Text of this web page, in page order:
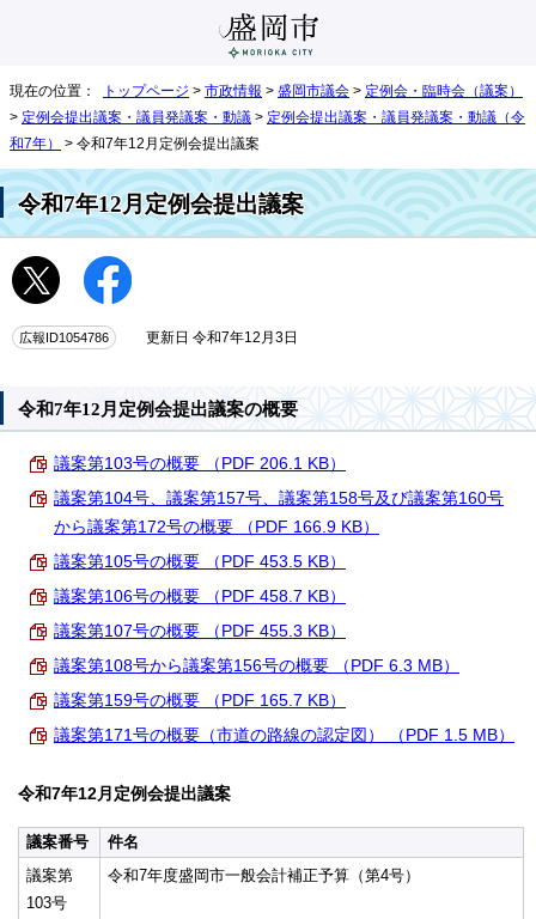
現在の位置： トップページ > 市政情報 > 盛岡市議会 > 定例会・臨時会（議案）
> 定例会提出議案・議員発議案・動議 > 定例会提出議案・議員発議案・動議（令
和7年）
> 令和7年12月定例会提出議案
令和7年12月定例会提出議案
広報ID1054786 更新日 令和7年12月3日
令和7年12月定例会提出議案の概要
議案第103号の概要 （PDF 206.1 KB）
議案第104号、議案第157号、議案第158号及び議案第160号
から議案第172号の概要 （PDF 166.9 KB）
議案第105号の概要 （PDF 453.5 KB）
議案第106号の概要 （PDF 458.7 KB）
議案第107号の概要 （PDF 455.3 KB）
議案第108号から議案第156号の概要 （PDF 6.3 MB）
議案第159号の概要 （PDF 165.7 KB）
議案第171号の概要（市道の路線の認定図） （PDF 1.5 MB）
令和7年12月定例会提出議案
議案番号
件名
議案第
103号
令和7年度盛岡市一般会計補正予算（第4号）